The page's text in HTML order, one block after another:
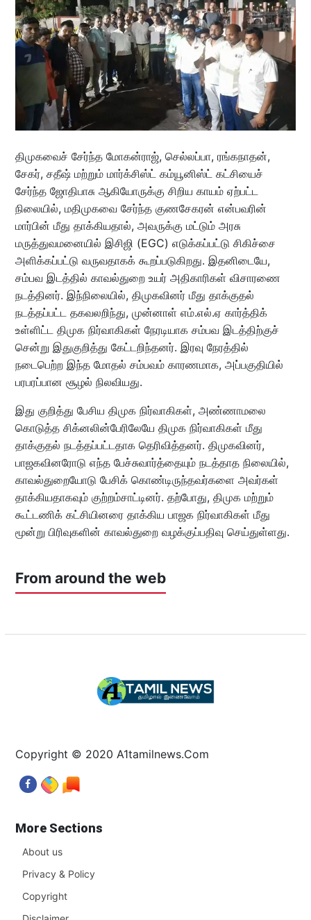
திமுகவைச் சேர்ந்த மோகன்ராஜ், செல்லப்பா, ரங்கநாதன்,
சேகர், சதீஷ் மற்றும் மார்க்சிஸ்ட் கம்யூனிஸ்ட் கட்சியைச்
சேர்ந்த ஜோதிபாசு ஆகியோருக்கு சிறிய காயம் ஏற்பட்ட
நிலையில், மதிமுகவை சேர்ந்த குணசேகரன் என்பவரின்
மார்பின் மீது தாக்கியதால், அவருக்கு மட்டும் அரசு
மருத்துவமனையில் இசிஜி (EGC) எடுக்கப்பட்டு சிகிச்சை
அளிக்கப்பட்டு வருவதாகக் கூறப்படுகிறது. இதனிடையே,
சம்பவ இடத்தில் காவல்துறை உயர் அதிகாரிகள் விசாரணை
நடத்தினர். இந்நிலையில், திமுகவினர் மீது தாக்குதல்
நடத்தப்பட்ட தகவலறிந்து, முன்னாள் எம்.எல்.ஏ கார்த்திக்
உள்ளிட்ட திமுக நிர்வாகிகள் நேரடியாக சம்பவ இடத்திற்குச்
சென்று இதுகுறித்து கேட்டறிந்தனர். இரவு நேரத்தில்
நடைபெற்ற இந்த மோதல் சம்பவம் காரணமாக, அப்பகுதியில்
பரபரப்பான சூழல் நிலவியது.
இது குறித்து பேசிய திமுக நிர்வாகிகள், அண்ணாமலை
கொடுத்த சிக்னலின்பேரிலேயே திமுக நிர்வாகிகள் மீது
தாக்குதல் நடத்தப்பட்டதாக தெரிவித்தனர். திமுகவினர்,
பாஜகவினரோடு எந்த பேச்சுவார்த்தையும் நடத்தாத நிலையில்,
காவல்துறையோடு பேசிக் கொண்டிருந்தவர்களை அவர்கள்
தாக்கியதாகவும் குற்றம்சாட்டினர். தற்போது, திமுக மற்றும்
கூட்டணிக் கட்சியினரை தாக்கிய பாஜக நிர்வாகிகள் மீது
மூன்று பிரிவுகளின் காவல்துறை வழக்குப்பதிவு செய்துள்ளது.
From around the web
Copyright © 2020 A1tamilnews.Com
More Sections
About us
Privacy & Policy
Copyright